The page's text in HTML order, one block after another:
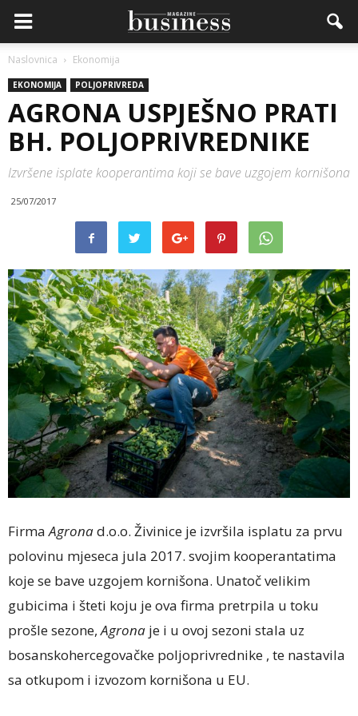
Naslovnica Ekonomija
EKONOMIJA POLJOPRIVREDA
AGRONA USPJEŠNO PRATI
BH. POLJOPRIVREDNIKE
Izvršene isplate kooperantima koji se bave uzgojem kornišona
25/07/2017
FirmaAgronad.o.o. Živinice je izvršila isplatu za prvu
polovinu mjeseca jula 2017. svojim kooperantatima
koje se bave uzgojem kornišona. Unatoč velikim
gubicima i šteti koju je ova firma pretrpila u toku
prošle sezone,Agrona je i u ovoj sezoni stala uz
bosanskohercegovačke poljoprivrednike , te nastavila
sa otkupom i izvozom kornišona u EU.